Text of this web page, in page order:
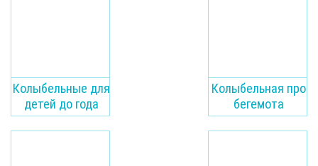
Колыбельные для
детей до года
Колыбельная про
бегемота